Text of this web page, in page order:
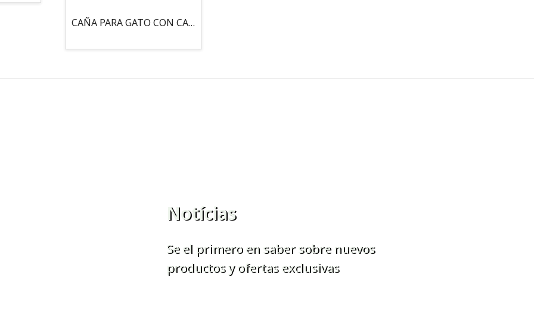
CAÑA PARA GATO CON CASCABEL, 3 PELOTAS CON CATNIP
Notícias
Se el primero en saber sobre nuevos
productos y ofertas exclusivas